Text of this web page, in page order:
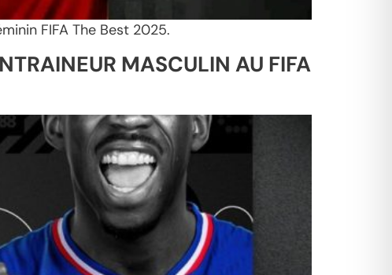
FIFA The Best 2025.
MASCULIN AU FIFA